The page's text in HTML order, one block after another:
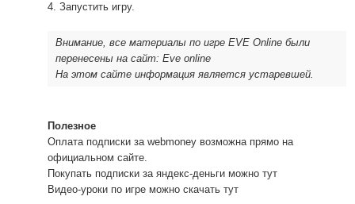
4. Запустить игру.
Внимание, все материалы по игре EVE Online были
перенесены на сайт: Eve online
На этом сайте информация является устаревшей.
Полезное
Оплата подписки за webmoney возможна прямо на
официальном сайте.
Покупать подписки за яндекс-деньги можно тут
Видео-уроки по игре можно скачать тут